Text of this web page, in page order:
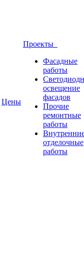
Цены
Проекты
Фасадные
работы
освещение
фасадов
Прочие
ремонтные
работы
отделочные
работы